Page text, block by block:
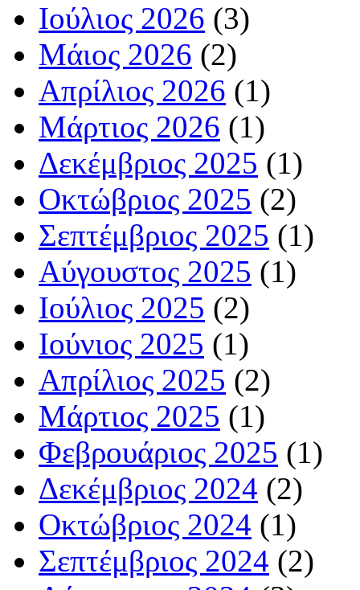
Ιούλιος 2026 (3)
Μάιος 2026 (2)
Απρίλιος 2026 (1)
Μάρτιος 2026 (1)
Δεκέμβριος 2025 (1)
Οκτώβριος 2025 (2)
Σεπτέμβριος 2025 (1)
Αύγουστος 2025 (1)
Ιούλιος 2025 (2)
Ιούνιος 2025 (1)
Απρίλιος 2025 (2)
Μάρτιος 2025 (1)
Φεβρουάριος 2025 (1)
Δεκέμβριος 2024 (2)
Οκτώβριος 2024 (1)
Σεπτέμβριος 2024 (2)